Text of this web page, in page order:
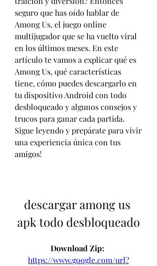
seguro que has oído hablar de
Among Us, el juego online
multijugador que se ha vuelto viral
en los últimos meses. En este
artículo te vamos a explicar qué es
Among Us, qué características
tiene, cómo puedes descargarlo en
tu dispositivo Android con todo
desbloqueado y algunos consejos y
trucos para ganar cada partida.
Sigue leyendo y prepárate para vivir
una experiencia única con tus
amigos!
descargar among us
apk todo desbloqueado
https://www.google.com/url?